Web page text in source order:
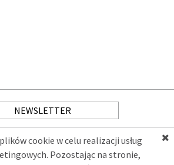
NEWSLETTER
JAK KUPOWAĆ
RABATY
cookie w celu realizacji usług
Pozostając na stronie,